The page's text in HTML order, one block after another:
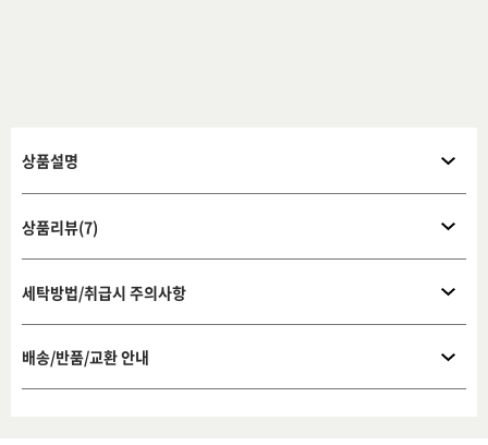
상품설명
상품리뷰(7)
세탁방법/취급시 주의사항
배송/반품/교환 안내